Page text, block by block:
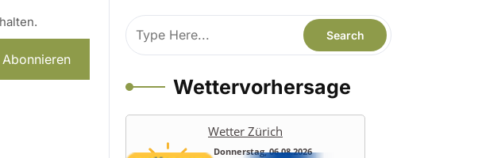
Abonnieren
Wettervorhersage
Wetter Zürich
Donnerstag, 06.08.2026